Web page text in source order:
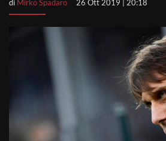
di Mirko Spadaro 26 Ott 2019 | 20:18